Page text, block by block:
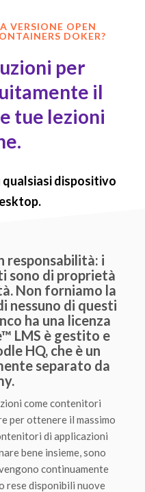
VERSIONE OPEN
DOKER?
per
il
tue lezioni
qualsiasi dispositivo
responsabilità: i
sono di proprietà
Non forniamo la
nessuno di questi
ha una licenza
LMS è gestito e
HQ, che è un
separato da
come contenitori
per ottenere il massimo
di applicazioni
bene insieme, sono
continuamente
rese disponibili nuove